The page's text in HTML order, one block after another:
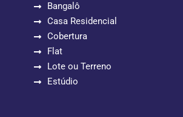
Bangalô
Casa Residencial
Cobertura
Flat
Lote ou Terreno
Estúdio